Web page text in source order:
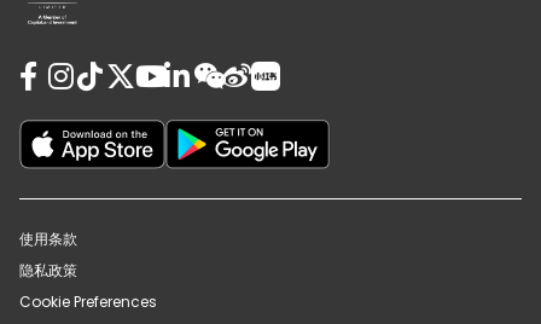
使用条款
隐私政策
Cookie Preferences